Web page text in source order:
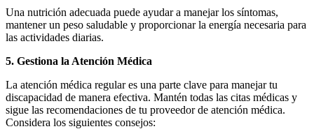
Una nutrición adecuada puede ayudar a manejar los síntomas,
mantener un peso saludable y proporcionar la energía necesaria para
las actividades diarias.
5. Gestiona la Atención Médica
La atención médica regular es una parte clave para manejar tu
discapacidad de manera efectiva. Mantén todas las citas médicas y
sigue las recomendaciones de tu proveedor de atención médica.
Considera los siguientes consejos: